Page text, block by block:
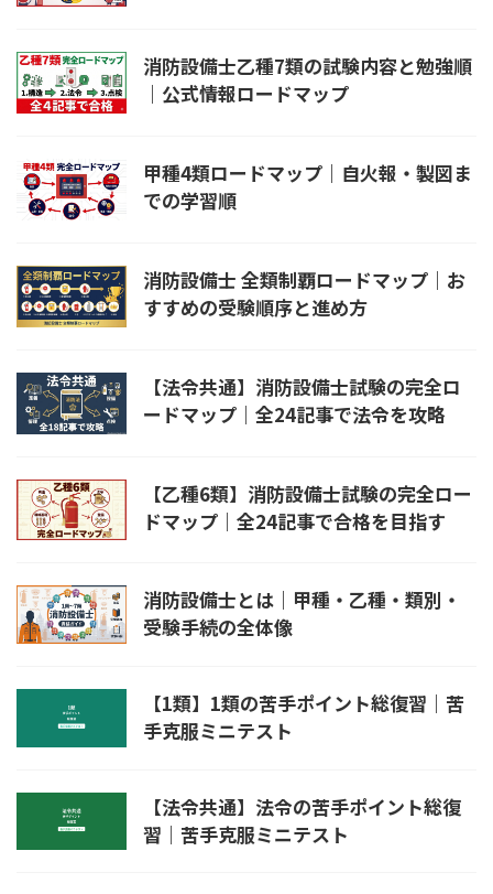
消防設備士乙種7類の試験内容と勉強順
｜公式情報ロードマップ
甲種4類ロードマップ｜自火報・製図ま
での学習順
消防設備士 全類制覇ロードマップ｜お
すすめの受験順序と進め方
【法令共通】消防設備士試験の完全ロ
ードマップ｜全24記事で法令を攻略
【乙種6類】消防設備士試験の完全ロー
ドマップ｜全24記事で合格を目指す
消防設備士とは｜甲種・乙種・類別・
受験手続の全体像
【1類】1類の苦手ポイント総復習｜苦
手克服ミニテスト
【法令共通】法令の苦手ポイント総復
習｜苦手克服ミニテスト